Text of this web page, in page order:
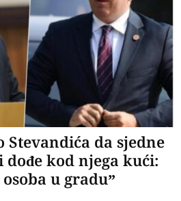
Stevandića da sjedne
kod njega kući:
u gradu”